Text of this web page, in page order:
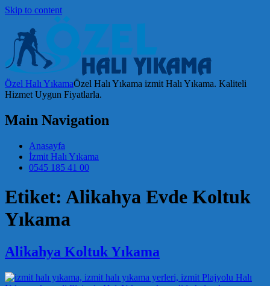
Skip to content
Özel Halı YıkamaÖzel Halı Yıkama izmit Halı Yıkama. Kaliteli
Hizmet Uygun Fiyatlarla.
Main Navigation
Anasayfa
İzmit Halı Yıkama
0545 185 41 00
Etiket: Alikahya Evde Koltuk
Yıkama
Alikahya Koltuk Yıkama